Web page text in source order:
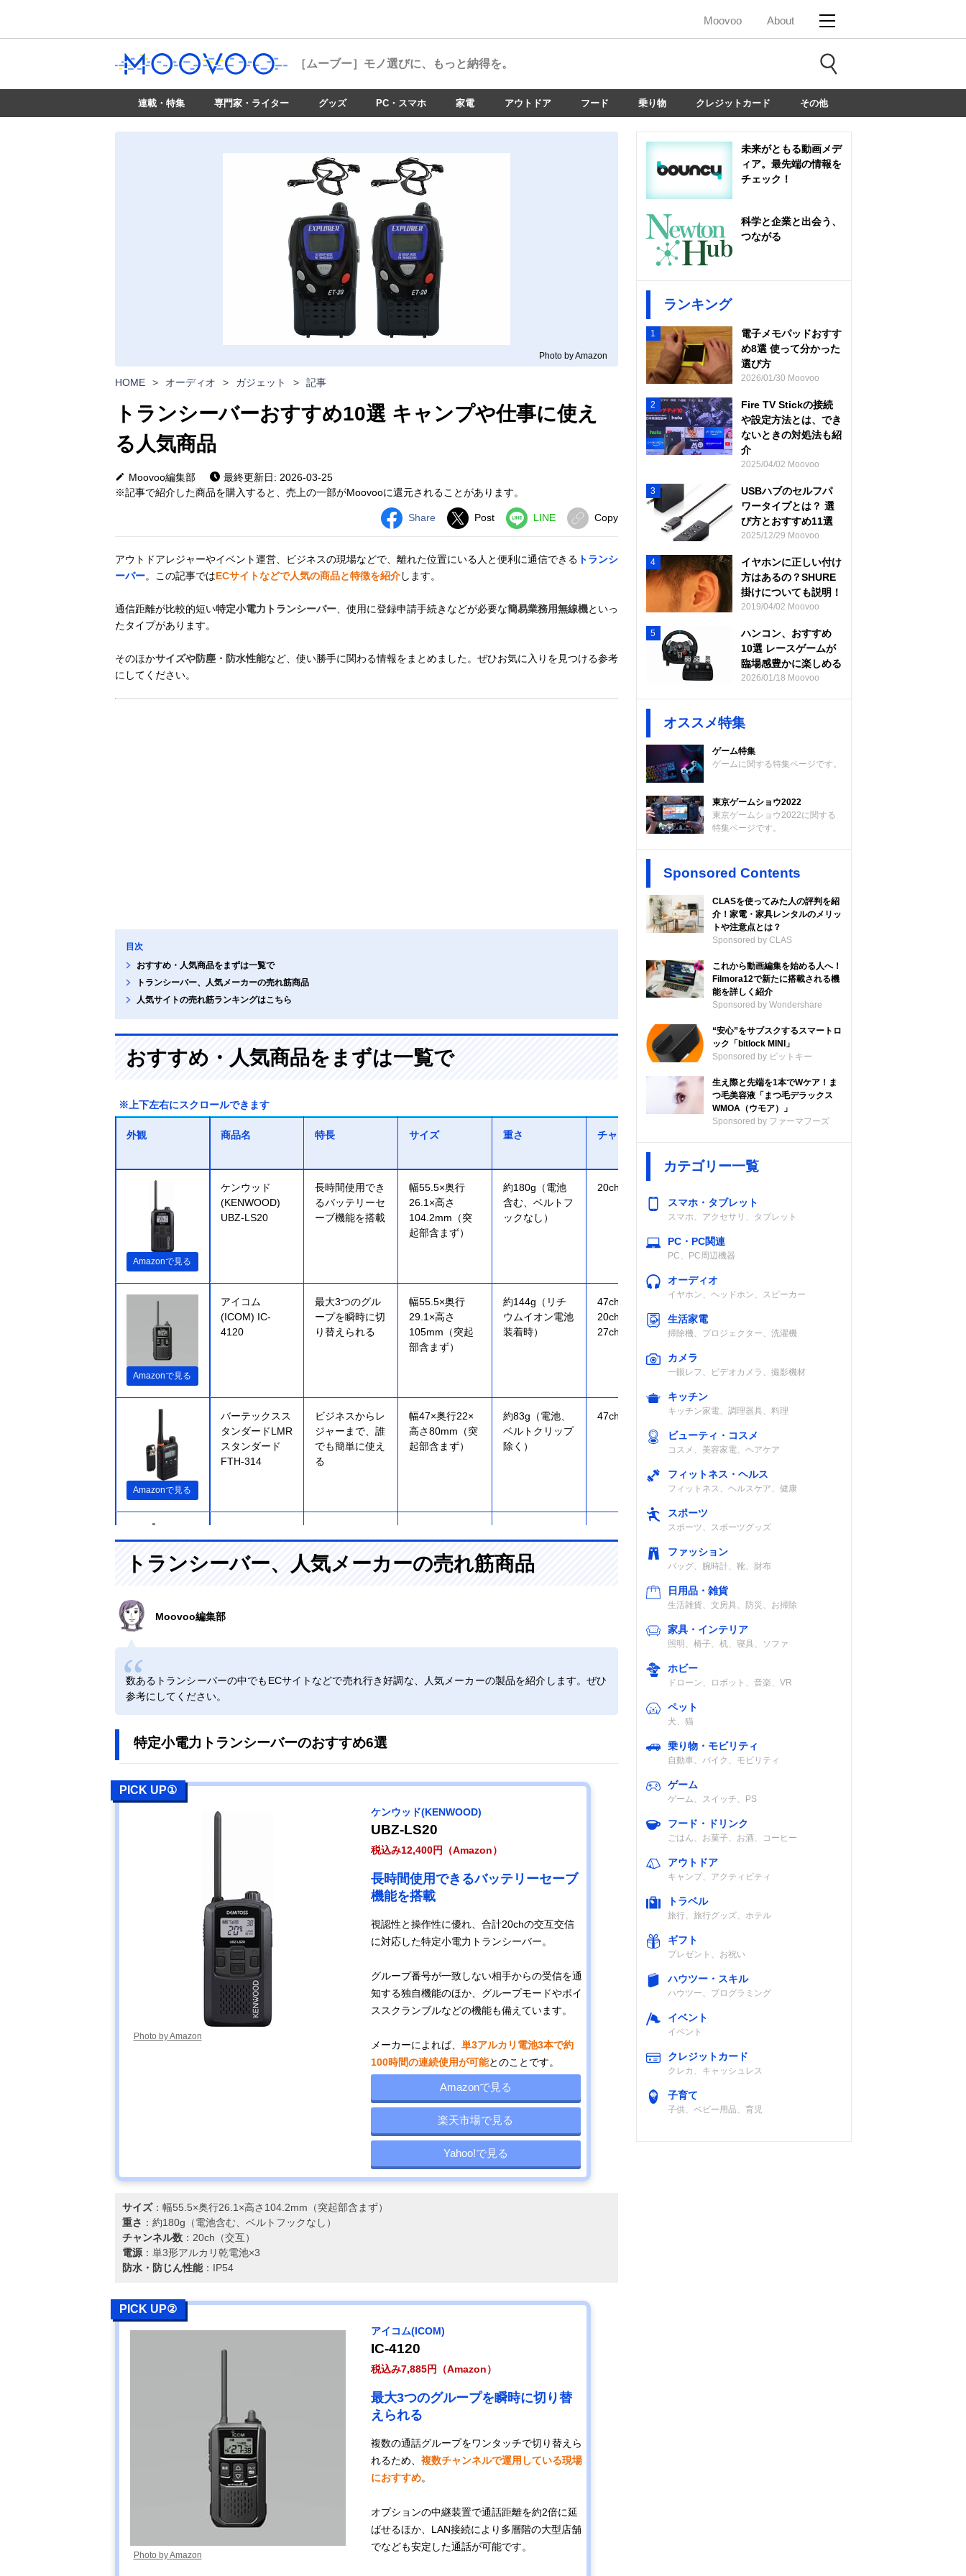
Moovoo About
［ムーブー］ モノ選びに、もっと納得を。
連載・特集 専門家・ライター グッズ PC・スマホ 家電 アウトドア フード 乗り物 クレジットカード その他
Photo by Amazon
HOME > オーディオ > ガジェット > 記事
トランシーバーおすすめ10選 キャンプや仕事に使え
る人気商品
Moovoo編集部
最終更新日: 2026-03-25
※記事で紹介した商品を購入すると、売上の一部がMoovooに還元されることがあります。
Share Post LINE Copy
アウトドアレジャーやイベント運営、ビジネスの現場などで、離れた位置にいる人と便利に通信できる トランシ
ーバー。この記事ではECサイトなどで人気の商品と特徴を紹介します。
通信距離が比較的短い特定小電力トランシーバー、使用に登録申請手続きなどが必要な簡易業務用無線機といっ
たタイプがあります。
そのほかサイズや防塵・防水性能など、使い勝手に関わる情報をまとめました。ぜひお気に入りを見つける参考
にしてください。
目次
おすすめ・人気商品をまずは一覧で
トランシーバー、人気メーカーの売れ筋商品
人気サイトの売れ筋ランキングはこちら
おすすめ・人気商品をまずは一覧で
※上下左右にスクロールできます
外観 商品名 特長 サイズ 重さ チャンネル数
Amazonで見る
ケンウッド
(KENWOOD)
UBZ-LS20
長時間使用でき
るバッテリーセ
ーブ機能を搭載
幅55.5×奥行
26.1×高さ
104.2mm（突
起部含まず）
約180g（電池
含む、ベルトフ
ックなし）
20ch（交互）
乾電池×3
Amazonで見る
アイコム
(ICOM) IC-
4120
最大3つのグル
ープを瞬時に切
り替えられる
幅55.5×奥行
29.1×高さ
105mm（突起
部含まず）
約144g（リチ
ウムイオン電池
装着時）
47ch（交互
20ch＋中継
27ch）
単3形アルカリ
乾電池×3または
リチウムイオン
IP54
Amazonで見る
バーテックスス
タンダードLMR
スタンダード
FTH-314
ビジネスからレ
ジャーまで、誰
でも簡単に使え
る
幅47×奥行22×
高さ80mm（突
起部含まず）
約83g（電池、
ベルトクリップ
除く）
47ch
ニッケル水素バ
ッテリーまたは
単3形アルカリ
IP65/67
Amazonで見る
(Yaesumusen)
スタンダード
も聞き取りやす
い大音量設計
27.6×高さ
90.5mm（突起
部含まず）
池含む）
リチウムイオン
は単3形アルカ
Amazonで見る
電力トランシー
型トランシーバ
ー
52.6mm（突起
部含まず）
ップ含む）
27ch）
内臓リチウムイ
×
Amazonで見る
エフ・アール・
ー ET-20X
届いたその日か
ット
部含まず）
単3形アルカリ
電池×3、ニッカ
コンパクトなが
アをカバーでき
幅54×奥行
88mm（突起部
含まず）
む）
97ch（デジタ
リチウムイオン
電池、単3形ア
バーテックスス
タンダードLMR
スタンダード
VXD30 増波モ
デル
米軍MIL規格を
クリアした耐衝
幅56×奥行31×
高さ
約260g
ル82ch＋上空
リチウムイオン
電池
アルインコ
切り替えが可能
95.8mm（突起
部含まず）
池、アンテナ含
む）
97ch（デジタ
リチウムイオン
電池
幅50×奥行27×
高さ93mm（突
起部含まず）
約148g（付属
バッテリーパッ
ク装着時）
トランシーバー、人気メーカーの売れ筋商品
Moovoo編集部
数あるトランシーバーの中でもECサイトなどで売れ行き好調な、人気メーカーの製品を紹介します。ぜひ
参考にしてください。
特定小電力トランシーバーのおすすめ6選
PICK UP①
Photo by Amazon
ケンウッド(KENWOOD)
UBZ-LS20
税込み12,400円（Amazon）
長時間使用できるバッテリーセーブ
機能を搭載
視認性と操作性に優れ、合計20chの交互交信
に対応した特定小電力トランシーバー。
グループ番号が一致しない相手からの受信を通
知する独自機能のほか、グループモードやボイ
ススクランブルなどの機能も備えています。
メーカーによれば、 単3アルカリ電池3本で約
100時間の連続使用が可能とのことです。
Amazonで見る
楽天市場で見る
Yahoo!で見る
サイズ：幅55.5×奥行26.1×高さ104.2mm（突起部含まず）
重さ ：約180g（電池含む、ベルトフックなし）
チャンネル数：20ch（交互）
電源：単3形アルカリ乾電池×3
防水・防じん性能：IP54
PICK UP②
Photo by Amazon
アイコム(ICOM)
IC-4120
税込み7,885円（Amazon）
最大3つのグループを瞬時に切り替
えられる
複数の通話グループをワンタッチで切り替えら
れるため、 複数チャンネルで運用している現場
におすすめ。
オプションの中継装置で通話距離を約2倍に延
ばせるほか、LAN接続により多層階の大型店舗
でなども安定した通話が可能です。
未来がともる動画メデ
ィア。最先端の情報を
チェック！
科学と企業と出会う、
つながる
ランキング
1
電子メモパッドおすす
め8選 使って分かった
選び方
2026/01/30 Moovoo
2
Fire TV Stickの接続
や設定方法とは、でき
ないときの対処法も紹
介
2025/04/02 Moovoo
3
USBハブのセルフパ
ワータイプとは？ 選
び方とおすすめ11選
2025/12/29 Moovoo
4
イヤホンに正しい付け
方はあるの？SHURE
掛けについても説明！
2019/04/02 Moovoo
5
ハンコン、おすすめ
10選 レースゲームが
臨場感豊かに楽しめる
2026/01/18 Moovoo
オススメ特集
ゲーム特集
ゲームに関する特集ページです。
東京ゲームショウ2022
東京ゲームショウ2022に関する
特集ページです。
Sponsored Contents
CLASを使ってみた人の評判を紹
介！家電・家具レンタルのメリッ
トや注意点とは？
Sponsored by CLAS
これから動画編集を始める人へ！
Filmora12で新たに搭載される機
能を詳しく紹介
Sponsored by Wondershare
“安心”をサブスクするスマートロ
ック「bitlock MINI」
Sponsored by ビットキー
生え際と先端を1本でWケア！ま
つ毛美容液「まつ毛デラックス
WMOA（ウモア）」
Sponsored by ファーマフーズ
カテゴリー一覧
スマホ・タブレット
スマホ、アクセサリ、タブレット
PC・PC関連
PC、PC周辺機器
オーディオ
イヤホン、ヘッドホン、スピーカー
生活家電
掃除機、プロジェクター、洗濯機
カメラ
一眼レフ、ビデオカメラ、撮影機材
キッチン
キッチン家電、調理器具、料理
ビューティ・コスメ
コスメ、美容家電、ヘアケア
フィットネス・ヘルス
フィットネス、ヘルスケア、健康
スポーツ
スポーツ、スポーツグッズ
ファッション
バッグ、腕時計、靴、財布
日用品・雑貨
生活雑貨、文房具、防災、お掃除
家具・インテリア
照明、椅子、机、寝具、ソファ
ホビー
ドローン、ロボット、音楽、VR
ペット
犬、猫
乗り物・モビリティ
自動車、バイク、モビリティ
ゲーム
ゲーム、スイッチ、PS
フード・ドリンク
ごはん、お菓子、お酒、コーヒー
アウトドア
キャンプ、アクティビティ
トラベル
旅行、旅行グッズ、ホテル
ギフト
プレゼント、お祝い
ハウツー・スキル
ハウツー、プログラミング
イベント
イベント
クレジットカード
クレカ、キャッシュレス
子育て
子供、ベビー用品、育児